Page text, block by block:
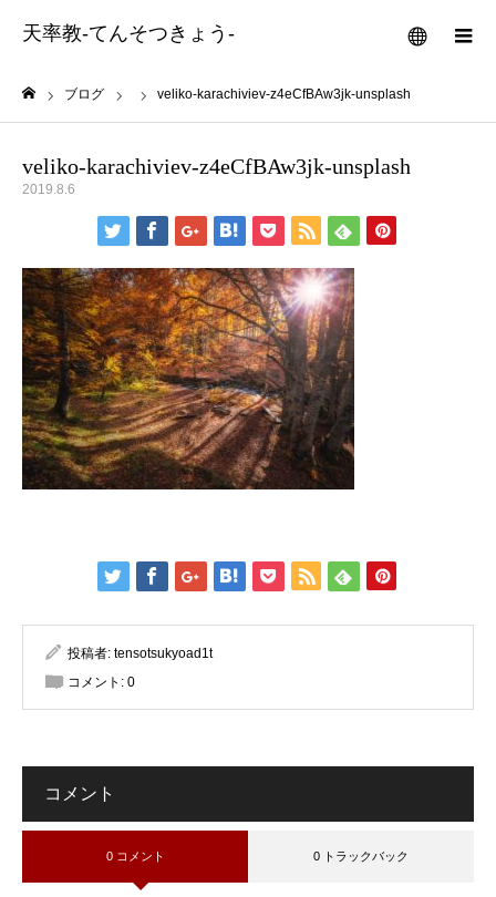
天率教-てんそつきょう- メニュー
ブログ veliko-karachiviev-z4eCfBAw3jk-unsplash
veliko-karachiviev-z4eCfBAw3jk-unsplash
2019.8.6
投稿者: tensotsukyoad1t
コメント: 0
コメント
0 コメント 0 トラックバック